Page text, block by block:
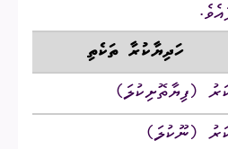
ހަދިޔާކުރާ ތަކެތި
(ފިޔާތޮށިކުލަ)
(ނޫކުލަ)